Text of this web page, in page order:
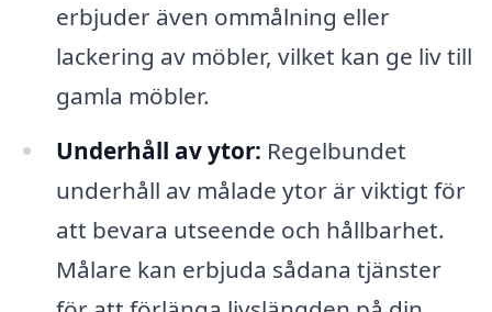
erbjuder även ommålning eller
lackering av möbler, vilket kan ge liv till
gamla möbler.
Underhåll av ytor: Regelbundet
underhåll av målade ytor är viktigt för
att bevara utseende och hållbarhet.
Målare kan erbjuda sådana tjänster